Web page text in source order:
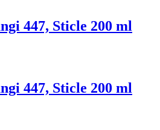
447, Sticle 200 ml
447, Sticle 200 ml